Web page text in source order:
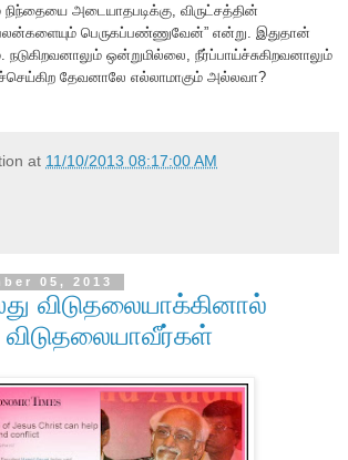
அடையாதபடிக்கு, விருட்சத்தின்
பெருகப்பண்ணுவேன்” என்று. இதுதான்
ஒன்றுமில்லை, நீர்ப்பாய்ச்சுகிறவனாலும்
தேவனாலே எல்லாமாகும் அல்லவா?
at 11/10/2013 08:17:00 AM
05, 2013
விடுதலையாக்கினால்